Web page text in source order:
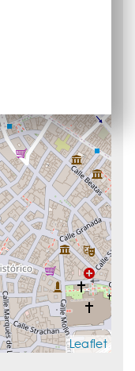
Leaflet